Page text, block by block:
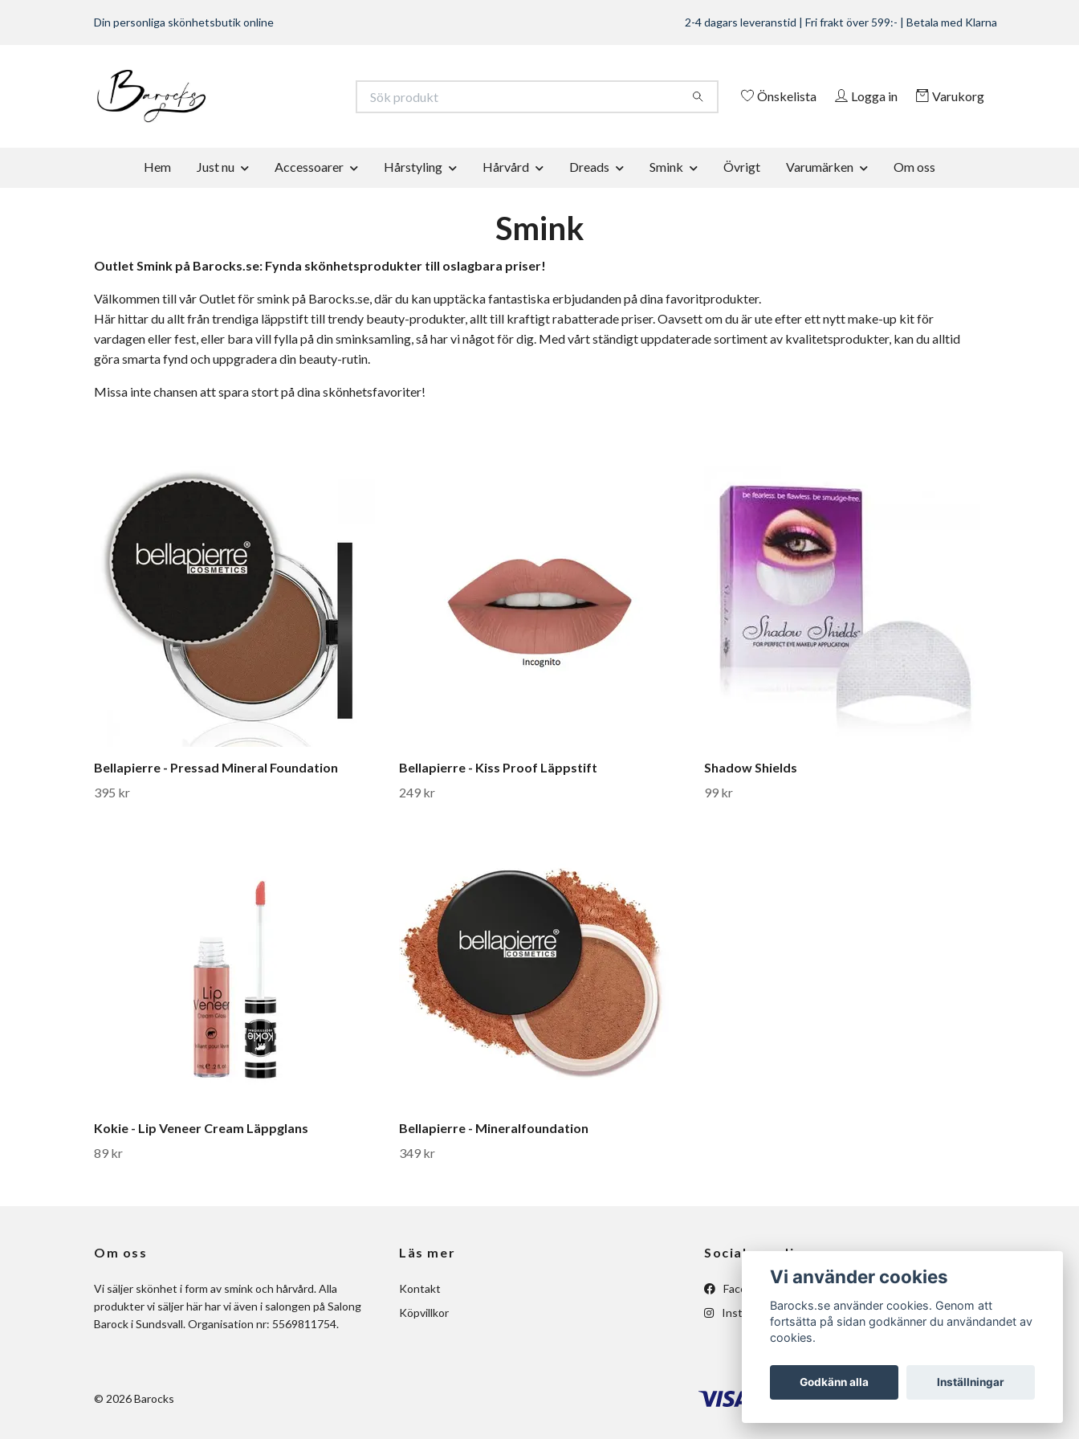
Din personliga skönhetsbutik online 2-4 dagars leveranstid | Fri frakt över 599:- | Betala med Klarna
Önskelista Logga in Varukorg
Hem Just nu Accessoarer Hårstyling Hårvård Dreads Smink Övrigt Varumärken Om oss
Smink
Outlet Smink på Barocks.se: Fynda skönhetsprodukter till oslagbara priser!
Välkommen till vår Outlet för smink på Barocks.se, där du kan upptäcka fantastiska erbjudanden på dina favoritprodukter.
Här hittar du allt från trendiga läppstift till trendy beauty-produkter, allt till kraftigt rabatterade priser. Oavsett om du är ute efter ett nytt make-up kit för
vardagen eller fest, eller bara vill fylla på din sminksamling, så har vi något för dig. Med vårt ständigt uppdaterade sortiment av kvalitetsprodukter, kan du alltid
göra smarta fynd och uppgradera din beauty-rutin.
Missa inte chansen att spara stort på dina skönhetsfavoriter!
Bellapierre - Pressad Mineral Foundation
395 kr
Bellapierre - Kiss Proof Läppstift
249 kr
Shadow Shields
99 kr
Kokie - Lip Veneer Cream Läppglans
89 kr
Bellapierre - Mineralfoundation
349 kr
Om oss
Vi säljer skönhet i form av smink och hårvård. Alla
produkter vi säljer här har vi även i salongen på Salong
Barock i Sundsvall. Organisation nr: 5569811754.
Läs mer
Kontakt
Köpvillkor
Sociala medier
Facebook
Instagram
© 2026 Barocks
Vi använder cookies
Barocks.se använder cookies. Genom att
fortsätta på sidan godkänner du användandet av
cookies.
Godkänn alla Inställningar